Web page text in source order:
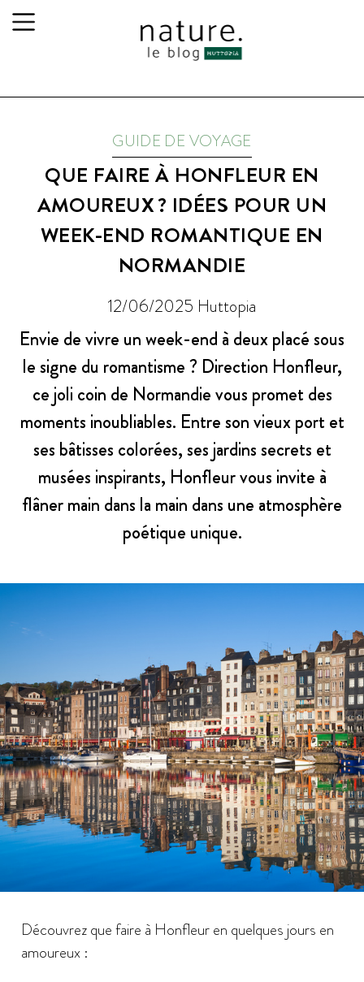
GUIDE DE VOYAGE
QUE FAIRE À HONFLEUR EN
AMOUREUX ? IDÉES POUR UN
WEEK-END ROMANTIQUE EN
NORMANDIE
12/06/2025 Huttopia
Envie de vivre un week-end à deux placé sous
le signe du romantisme ? Direction Honfleur,
ce joli coin de Normandie vous promet des
moments inoubliables. Entre son vieux port et
ses bâtisses colorées, ses jardins secrets et
musées inspirants, Honfleur vous invite à
flâner main dans la main dans une atmosphère
poétique unique.
Découvrez que faire à Honfleur en quelques jours en
amoureux :